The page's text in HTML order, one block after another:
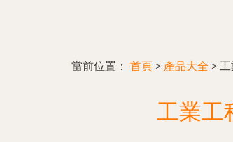
當前位置： 首頁 > 產品大全 >
工業工